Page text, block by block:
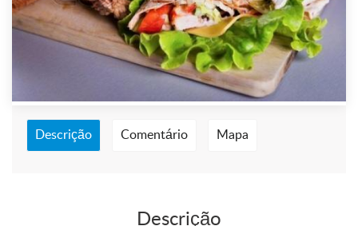
Descrição Comentário Mapa
Descrição